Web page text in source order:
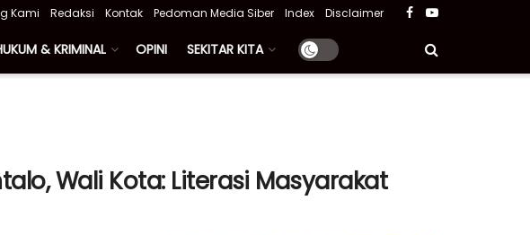
Kami Redaksi Kontak Pedoman Media Siber Index Disclaimer
& KRIMINAL OPINI SEKITAR KITA
Wali Kota: Literasi Masyarakat